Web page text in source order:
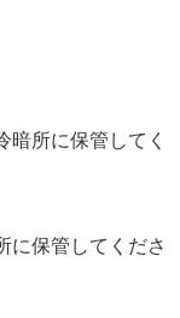
所に保管してく
に保管してくださ